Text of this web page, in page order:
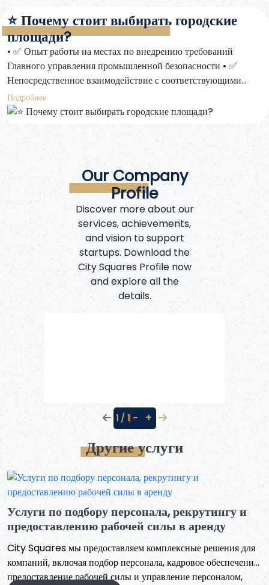
⭐ Почему стоит выбирать городские
площади?
• ✅ Опыт работы на местах по внедрению требований
Главного управления промышленной безопасности • ✅
Непосредственное взаимодействие с соответствующими
государственными органами • ✅ Полная подготовка
документации по безопасности от начала до конца • ✅
Комплексные решения, включая исследование, внедрение и
Подробнее
Our Company
Profile
Discover more about our
services, achievements,
and vision to support
startups. Download the
City Squares Profile now
and explore all the
details.
1 / 1 − +
Другие услуги